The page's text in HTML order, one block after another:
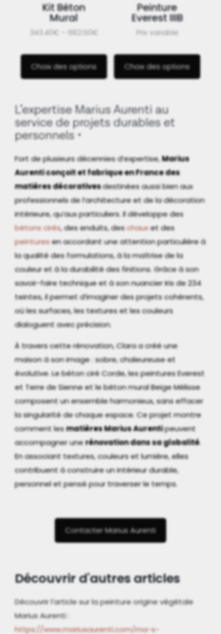
Kit Béton
Mural
343.40€ – 682.50€
Choix des options
Peinture
Everest IIIB
Prix variable
Choix des options
L’expertise Marius Aurenti au
service de projets durables et
personnels
Fort de plusieurs décennies d’expertise,Marius
Aurenti conçoit et fabrique en France des
matières décorativesdestinées aussi bien aux
professionnels de l’architecture et de la décoration
intérieure, qu’aux particuliers. Il développe des
bétons cirés, des enduits, deschauxet des
peinturesen accordant une attention particulière à
la qualité des formulations, à la maîtrise de la
couleur et à la durabilité des finitions. Grâce à son
savoir-faire technique et à son nuancier Iris de 234
teintes, il permet d’imaginer des projets cohérents,
où les surfaces, les textures et les couleurs
dialoguent avec précision.
À travers cette rénovation, Clara a créé une
maison à son image : sobre, chaleureuse et
évolutive. Le béton ciré Corde, les peintures Everest
et Terre de Sienne et le béton mural Beige Mélisse
composent un ensemble harmonieux, sans effacer
la singularité de chaque espace. Ce projet montre
comment lesmatières Marius Aurentipeuvent
accompagner unerénovation dans sa globalité.
En associant textures, couleurs et lumière, elles
contribuent à construire un intérieur durable,
personnel et pensé pour traverser le temps.
Contacter Marius Aurenti
Découvrir d'autres articles
Découvrir l’article sur la peinture origine végétale
Marius Aurenti :
https://www.mariusaurenti.com/ma-s-